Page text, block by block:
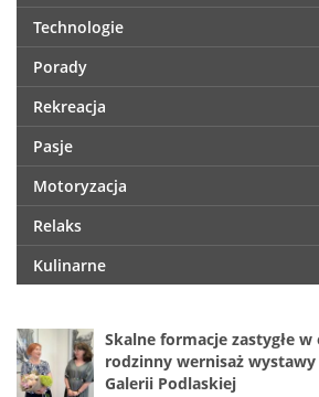
Technologie
Porady
Rekreacja
Pasje
Motoryzacja
Relaks
Kulinarne
Skalne formacje zastygłe w
rodzinny wernisaż wystawy
Galerii Podlaskiej